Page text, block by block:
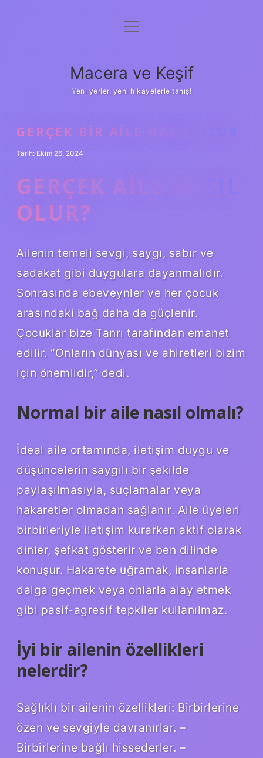
Anasayfa
Yasal Uyarı
menüyü
Macera ve Keşif
Yeni yerler, yeni hikayelerle tanış!
GERÇEK BIR AILE NASIL OLUR
Tarih: Ekim 26, 2024
GERÇEK AILE NASIL
OLUR?
Ailenin temeli sevgi, saygı, sabır ve
sadakat gibi duygulara dayanmalıdır.
Sonrasında ebeveynler ve her çocuk
arasındaki bağ daha da güçlenir.
Çocuklar bize Tanrı tarafından emanet
edilir. “Onların dünyası ve ahiretleri bizim
için önemlidir,” dedi.
Normal bir aile nasıl olmalı?
İdeal aile ortamında, iletişim duygu ve
düşüncelerin saygılı bir şekilde
paylaşılmasıyla, suçlamalar veya
hakaretler olmadan sağlanır. Aile üyeleri
birbirleriyle iletişim kurarken aktif olarak
dinler, şefkat gösterir ve ben dilinde
konuşur. Hakarete uğramak, insanlarla
dalga geçmek veya onlarla alay etmek
gibi pasif-agresif tepkiler kullanılmaz.
İyi bir ailenin özellikleri
nelerdir?
Sağlıklı bir ailenin özellikleri: Birbirlerine
özen ve sevgiyle davranırlar. –
Birbirlerine bağlı hissederler. –